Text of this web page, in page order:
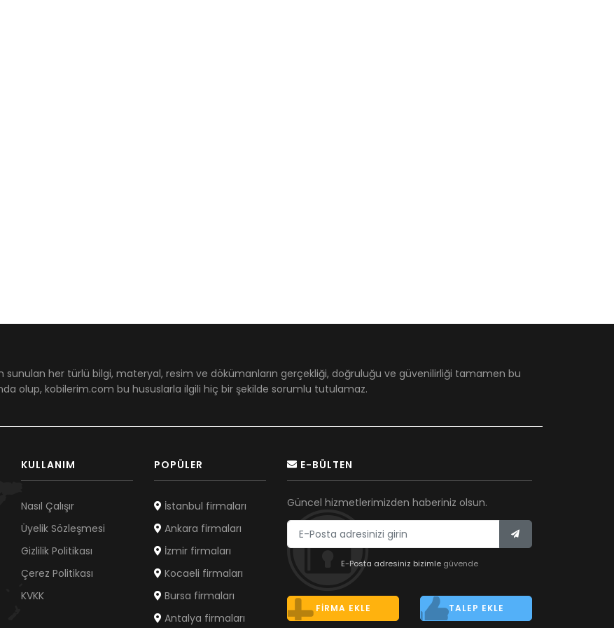
her türlü bilgi, materyal, resim ve dökümanların gerçekliği, doğruluğu ve güvenilirliği tamamen bu
olup, kobilerim.com bu hususlarla ilgili hiç bir şekilde sorumlu tutulamaz.
KULLANIM
Nasıl Çalışır
Üyelik Sözleşmesi
Gizlilik Politikası
Çerez Politikası
KVKK
POPÜLER
İstanbul firmaları
Ankara firmaları
İzmir firmaları
Kocaeli firmaları
Bursa firmaları
Antalya firmaları
E-BÜLTEN
Güncel hizmetlerimizden haberiniz olsun.
E-Posta adresiniz bizimle güvende
FIRMA EKLE TALEP EKLE